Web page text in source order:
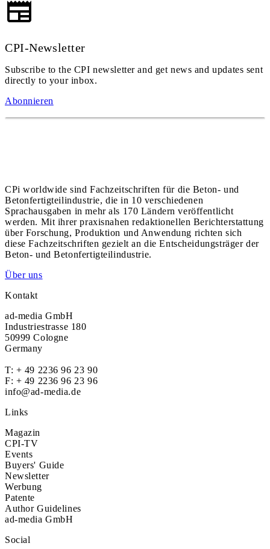
CPI-Newsletter
Subscribe to the CPI newsletter and get news and updates sent
directly to your inbox.
Abonnieren
CPi worldwide sind Fachzeitschriften für die Beton- und
Betonfertigteilindustrie, die in 10 verschiedenen
Sprachausgaben in mehr als 170 Ländern veröffentlicht
werden. Mit ihrer praxisnahen redaktionellen Berichterstattung
über Forschung, Produktion und Anwendung richten sich
diese Fachzeitschriften gezielt an die Entscheidungsträger der
Beton- und Betonfertigteilindustrie.
Über uns
Kontakt
ad-media GmbH
Industriestrasse 180
50999 Cologne
Germany
T: + 49 2236 96 23 90
F: + 49 2236 96 23 96
info@ad-media.de
Links
Magazin
CPI-TV
Events
Buyers' Guide
Newsletter
Werbung
Patente
Author Guidelines
ad-media GmbH
Social